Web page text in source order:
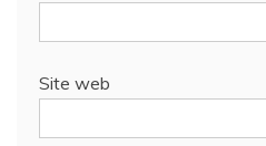
Site web